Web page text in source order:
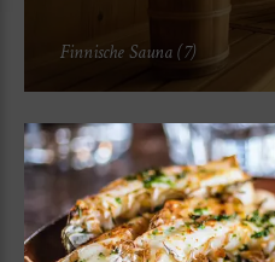
Finnische Sauna (7)